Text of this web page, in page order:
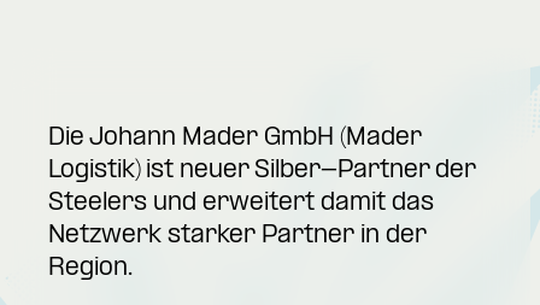
Die Johann Mader GmbH (Mader
Logistik) ist neuer Silber-Partner der
Steelers und erweitert damit das
Netzwerk starker Partner in der
Region.